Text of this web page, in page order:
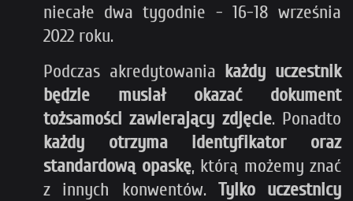
niecałe dwa tygodnie - 16-18 września
2022 roku.
Podczas akredytowania każdy uczestnik
będzie musiał okazać dokument
tożsamości zawierający zdjęcie. Ponadto
każdy otrzyma identyfikator oraz
standardową opaskę, którą możemy znać
z innych konwentów. Tylko uczestnicy